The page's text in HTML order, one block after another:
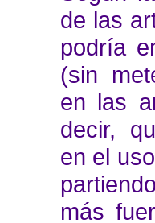
de las
podría
(sin
en las
decir,
en el
más